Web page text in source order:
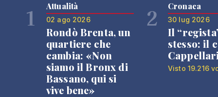
1 Attualità
02 ago 2026
Rondò Brenta, un
quartiere che
cambia: «Non
siamo il Bronx di
Bassano, qui si
vive bene»
2 Cronaca
30 lug 2026
Il
stesso: il
Visto 19.216